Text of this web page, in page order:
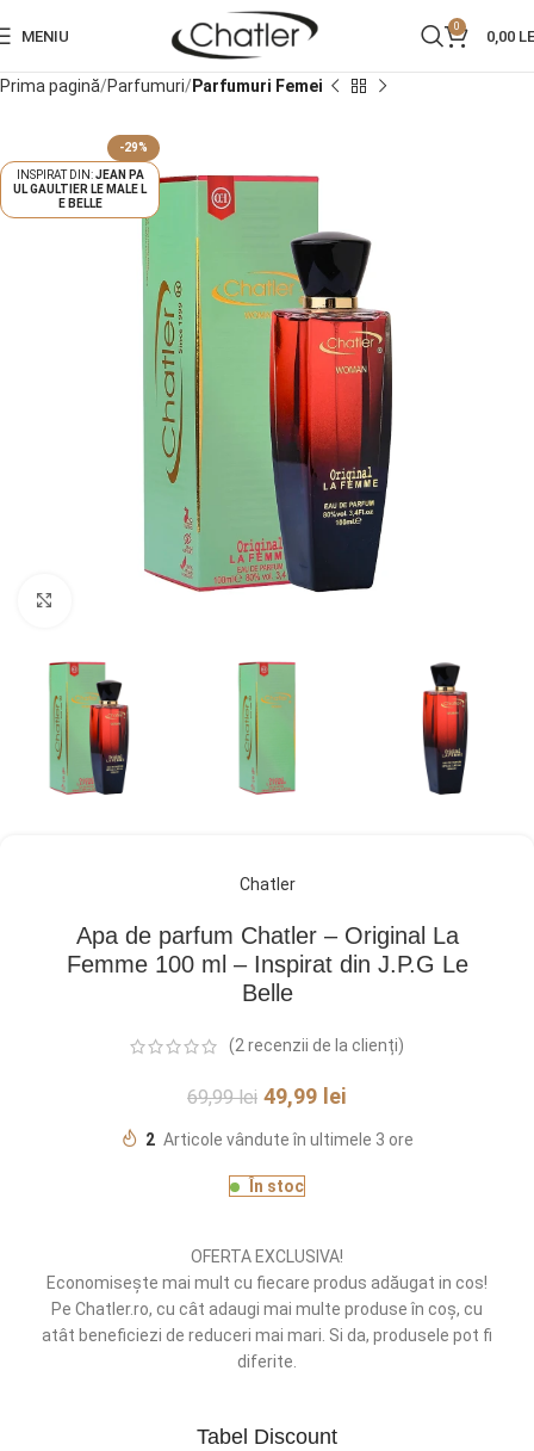
MENIU
0
0,00
Prima pagină Parfumuri Parfumuri Femei
-29%
JEAN PA
UL GAULTIER LE MALE L
E BELLE
Chatler
Apa de parfum Chatler – Original La
Femme 100 ml – Inspirat din J.P.G Le
Belle
(2recenzii de la clienți)
69,99lei 49,99 lei
2 Articole vândute în ultimele 3 ore
În stoc
OFERTA EXCLUSIVA!
Economisește mai mult cu fiecare produs adăugat in cos!
Pe Chatler.ro, cu cât adaugi mai multe produse în coș, cu
atât beneficiezi de reduceri mai mari. Si da, produsele pot fi
diferite.
Tabel Discount